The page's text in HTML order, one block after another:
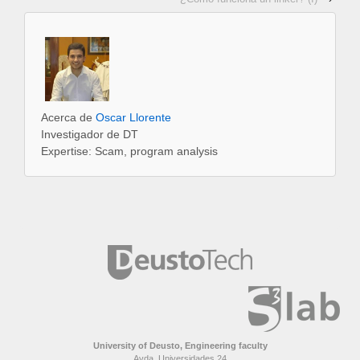
Acerca de Oscar Llorente
Investigador de DT
Expertise: Scam, program analysis
University of Deusto, Engineering faculty